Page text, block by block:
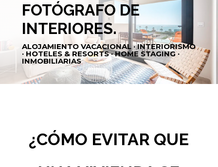
FOTÓGRAFO DE
INTERIORES.
ALOJAMIENTO VACACIONAL · INTERIORISMO
· HOTELES & RESORTS · HOME STAGING ·
INMOBILIARIAS
¿CÓMO EVITAR QUE